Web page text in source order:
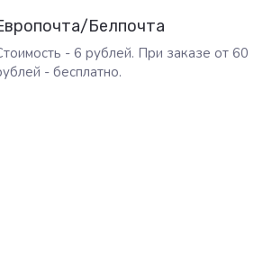
Белпочта
- 6 рублей. При заказе от 60
- бесплатно.